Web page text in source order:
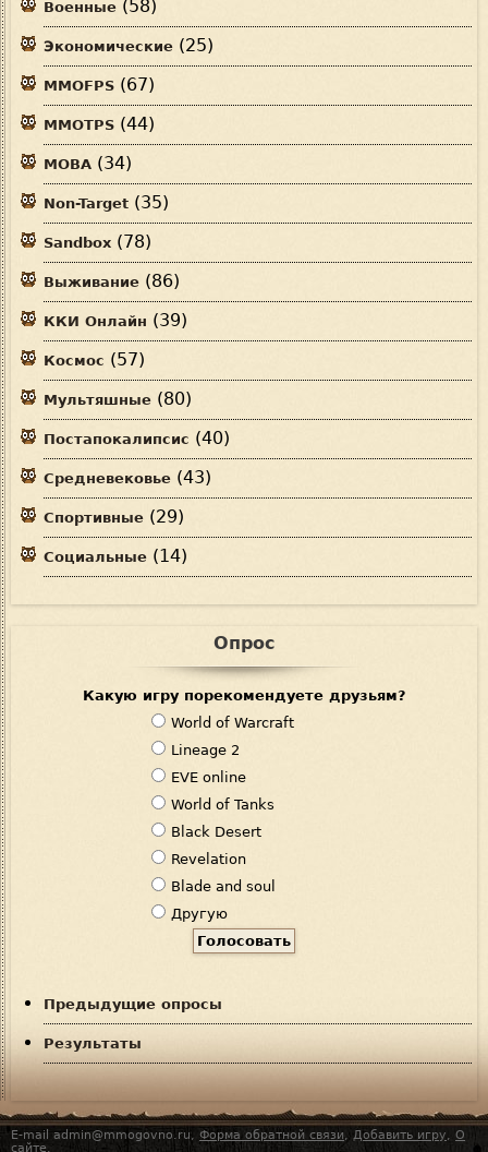
Военные (58)
Экономические (25)
MMOFPS (67)
MMOTPS (44)
MOBA (34)
Non-Target (35)
Sandbox (78)
Выживание (86)
ККИ Онлайн (39)
Космос (57)
Мультяшные (80)
Постапокалипсис (40)
Средневековье (43)
Спортивные (29)
Социальные (14)
Опрос
Какую игру порекомендуете друзьям?
В
а
р
и
а
н
т
ы
World of Warcraft
Lineage 2
EVE online
World of Tanks
Black Desert
Revelation
Blade and soul
Другую
Предыдущие опросы
Результаты
E-mail admin@mmogovno.ru, Форма обратной связи, Добавить игру, О
сайте.